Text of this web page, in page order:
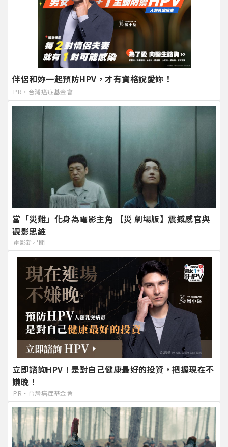
伴侶和妳一起預防HPV，才有資格說愛妳！
PR・台灣癌症基金會
當「災難」化身為電影主角 【災 劇場版】震撼感官與
觀影思維
電影新星聞
立即諮詢HPV！是對自己健康最好的投資，把握現在不
嫌晚！
PR・台灣癌症基金會